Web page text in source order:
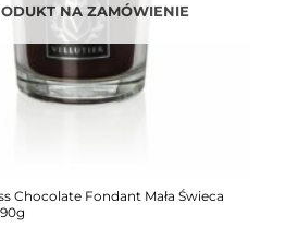
NA ZAMÓWIENIE
Chocolate Fondant Mała Świeca